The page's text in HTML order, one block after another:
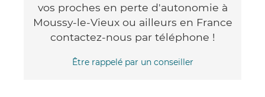
vos proches en perte d'autonomie à
Moussy-le-Vieux ou ailleurs en France
contactez-nous par téléphone !
Être rappelé par un conseiller